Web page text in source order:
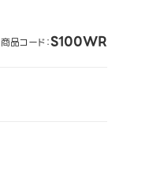
商品コード：S100WR